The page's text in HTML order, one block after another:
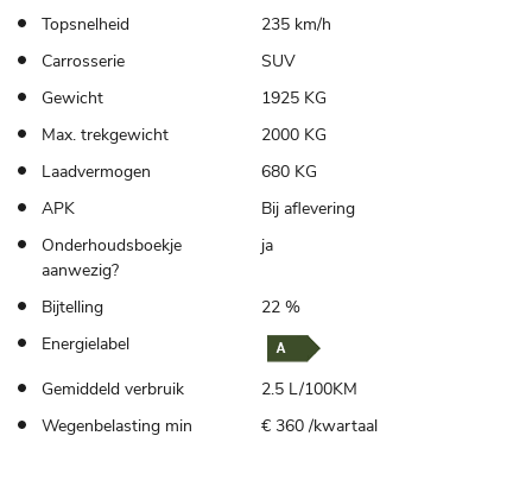
Topsnelheid
235 km/h
Carrosserie
SUV
Gewicht
1925 KG
Max. trekgewicht
2000 KG
Laadvermogen
680 KG
APK
Bij aflevering
Onderhoudsboekje
aanwezig?
ja
Bijtelling
22 %
Energielabel
Gemiddeld verbruik
2.5 L/100KM
Wegenbelasting min
€ 360 /kwartaal